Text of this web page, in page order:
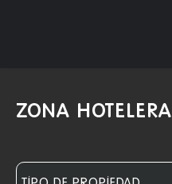
ZONA HOTELERA